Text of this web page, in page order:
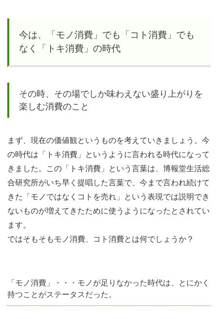
1.1
その
時、
場で
しか
えな
い盛
り上
がり
を楽
しむ
と
「モノ消
費」・・・
今は、「モノ消費」でも「コト消費」でも
なく「トキ消費」の時代
その時、その場でしか味わえない盛り上がりを
楽しむ消費のこと
まず、現在の価値観というものを考えていきましょう。今
の時代は「トキ消費」というように言われる時代になって
きました。この「トキ消費」という言葉は、博報堂生活総
合研究所がいち早く提唱した言葉で、今まで言われ続けて
きた「モノではなくコトを売れ」という表現では説明でき
ないものが増えてきたために使うようになったとされてい
ます。
ではそもそもモノ消費、コト消費とは何でしょうか？
「モノ消費」・・・モノが足りなかった時代は、とにかく
持つことがステータスだった。